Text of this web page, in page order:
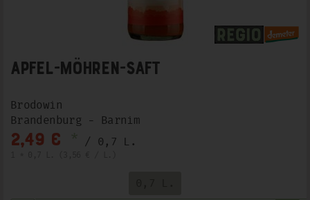
Apfel-Möhren-Saft
Brodowin
Brandenburg - Barnim
2,49 € / 0,7 L.